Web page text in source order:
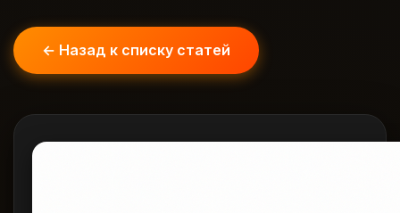
← Назад к списку статей